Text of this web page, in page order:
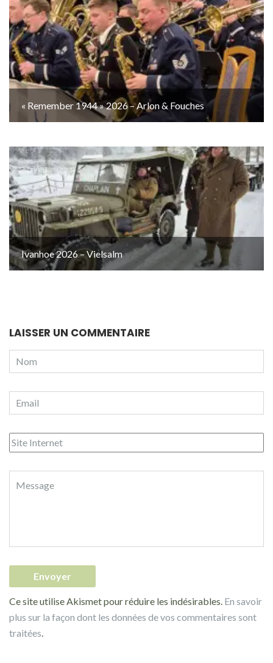
« Remember 1944 » 2026 – Arlon & Fouches
Ivanhoe 2026 – Vielsalm
LAISSER UN COMMENTAIRE
Ce site utilise Akismet pour réduire les indésirables. En savoir
plus sur la façon dont les données de vos commentaires sont
traitées